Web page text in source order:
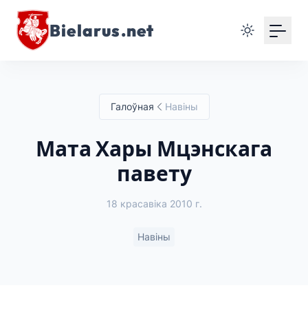
Bielarus.net
Галоўная Навіны
Мата Хары Мцэнскага
павету
18 красавіка 2010 г.
Навіны